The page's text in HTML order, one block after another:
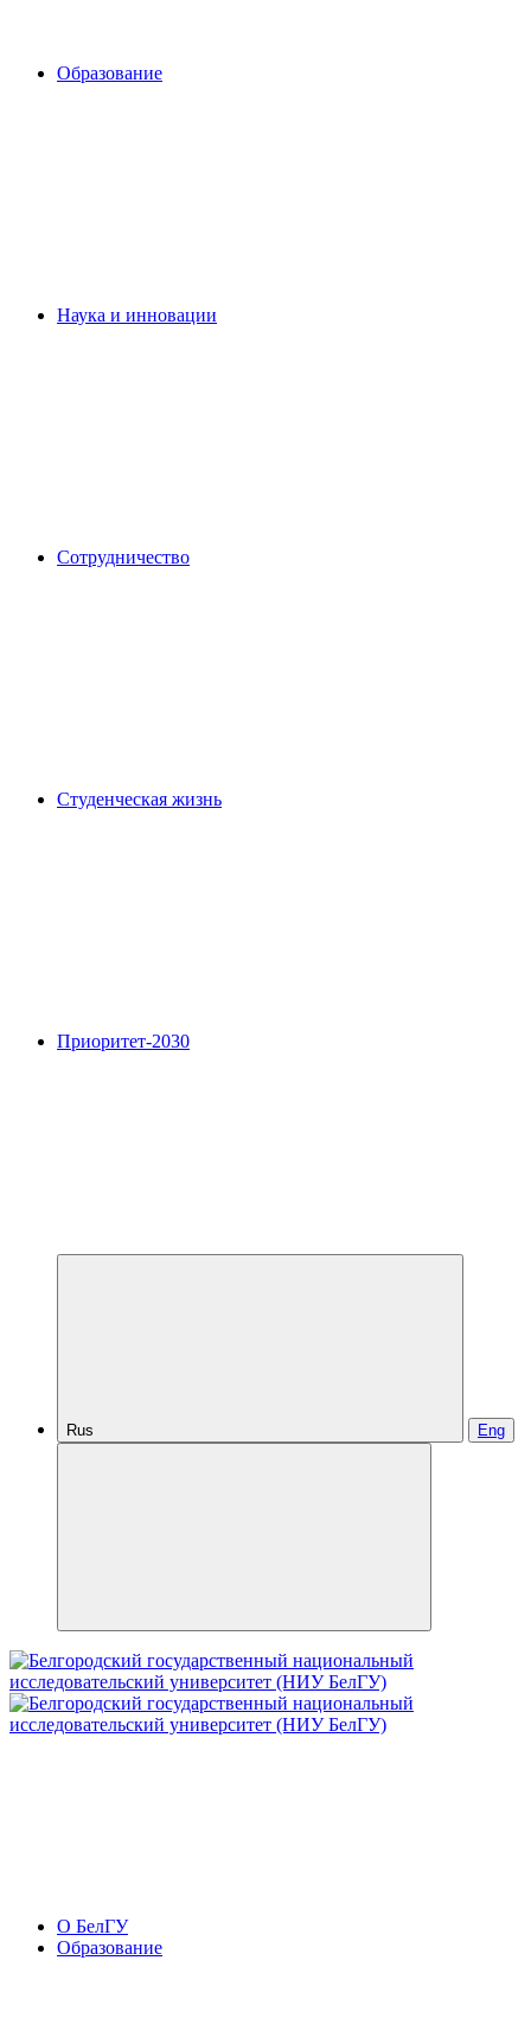
Образование
Наука и инновации
Сотрудничество
Студенческая жизнь
Приоритет-2030
Rus Eng
О БелГУ
Образование